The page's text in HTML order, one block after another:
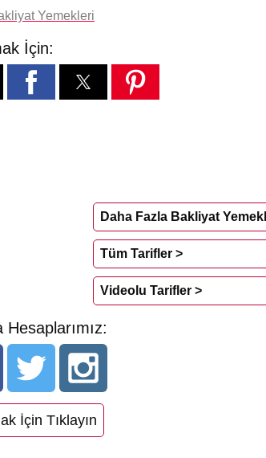
Yemekleri
İçin:
Daha Fazla Bakliyat
Tüm Tarifler >
Videolu Tarifler >
İçin Tıklayın